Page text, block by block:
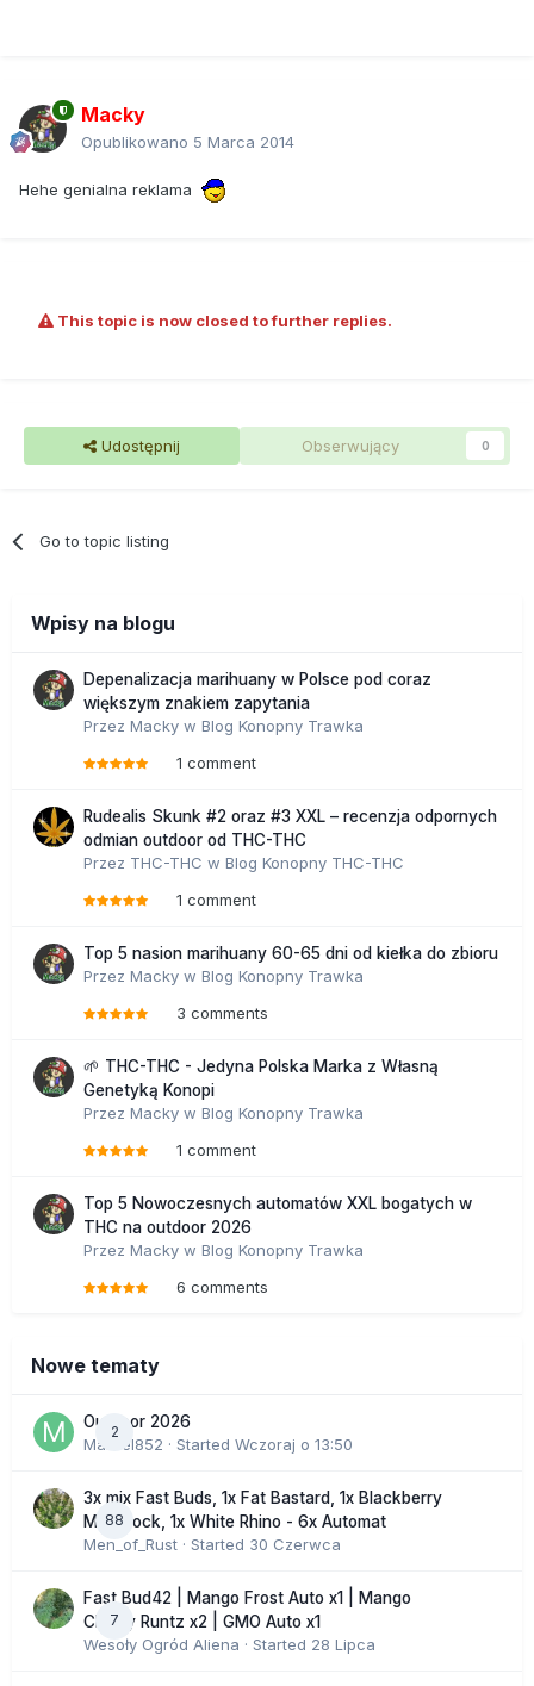
Macky
Opublikowano 5 Marca 2014
Hehe genialna reklama
This topic is now closed to further replies.
Udostępnij Obserwujący 0
Go to topic listing
Wpisy na blogu
Depenalizacja marihuany w Polsce pod coraz
większym znakiem zapytania
Przez Macky w Blog Konopny Trawka
1 comment
Rudealis Skunk #2 oraz #3 XXL – recenzja odpornych
odmian outdoor od THC-THC
Przez THC-THC w Blog Konopny THC-THC
1 comment
Top 5 nasion marihuany 60-65 dni od kiełka do zbioru
Przez Macky w Blog Konopny Trawka
3 comments
🌱 THC-THC - Jedyna Polska Marka z Własną
Genetyką Konopi
Przez Macky w Blog Konopny Trawka
1 comment
Top 5 Nowoczesnych automatów XXL bogatych w
THC na outdoor 2026
Przez Macky w Blog Konopny Trawka
6 comments
Nowe tematy
2
Outdoor 2026
Marcel852 · Started Wczoraj o 13:50
88
3x mix Fast Buds, 1x Fat Bastard, 1x Blackberry
Moonrock, 1x White Rhino - 6x Automat
Men_of_Rust · Started 30 Czerwca
7
Fast Bud42 | Mango Frost Auto x1 | Mango
Cherry Runtz x2 | GMO Auto x1
Wesoły Ogród Aliena · Started 28 Lipca